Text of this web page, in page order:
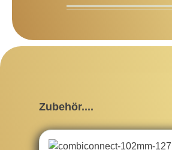
Produktgalerie überspringen
Zubehör....